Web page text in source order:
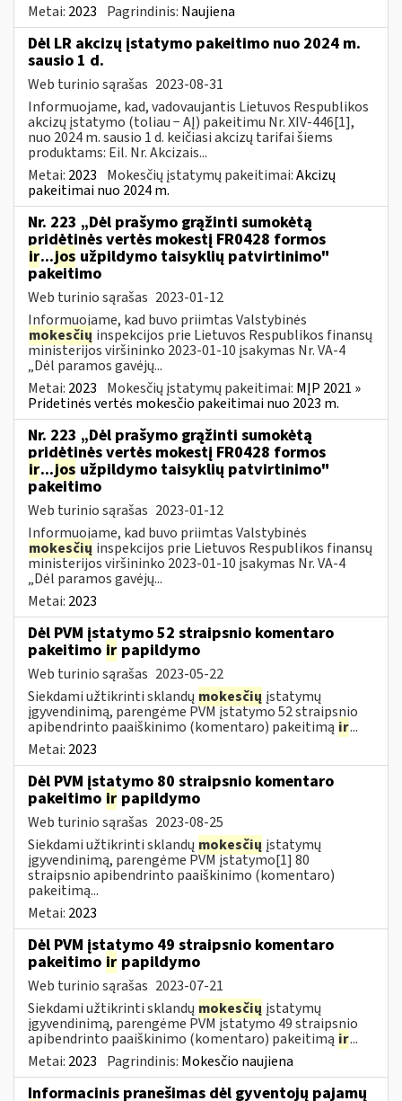
Metai: 2023 Pagrindinis: Naujiena
Dėl LR akcizų įstatymo pakeitimo nuo 2024 m.
sausio 1 d.
Web turinio sąrašas 2023-08-31
Informuojame, kad, vadovaujantis Lietuvos Respublikos
akcizų įstatymo (toliau − AĮ) pakeitimu Nr. XIV-446[1],
nuo 2024 m. sausio 1 d. keičiasi akcizų tarifai šiems
produktams: Eil. Nr. Akcizais...
Metai: 2023 Mokesčių įstatymų pakeitimai:Akcizų
pakeitimai nuo 2024 m.
Nr. 223 „Dėl prašymo grąžinti sumokėtą
pridėtinės vertės mokestį FR0428 formos
ir...jos užpildymo taisyklių patvirtinimo"
pakeitimo
Web turinio sąrašas 2023-01-12
Informuojame, kad buvo priimtas Valstybinės
mokesčių inspekcijos prie Lietuvos Respublikos finansų
ministerijos viršininko 2023-01-10 įsakymas Nr. VA-4
„Dėl paramos gavėjų...
Metai: 2023 Mokesčių įstatymų pakeitimai: MĮP 2021 »
Pridetinės vertės mokesčio pakeitimai nuo 2023 m.
Nr. 223 „Dėl prašymo grąžinti sumokėtą
pridėtinės vertės mokestį FR0428 formos
ir...jos užpildymo taisyklių patvirtinimo"
pakeitimo
Web turinio sąrašas 2023-01-12
Informuojame, kad buvo priimtas Valstybinės
mokesčių inspekcijos prie Lietuvos Respublikos finansų
ministerijos viršininko 2023-01-10 įsakymas Nr. VA-4
„Dėl paramos gavėjų...
Metai: 2023
Dėl PVM įstatymo 52 straipsnio komentaro
pakeitimo ir papildymo
Web turinio sąrašas 2023-05-22
Siekdami užtikrinti sklandų mokesčių įstatymų
įgyvendinimą, parengėme PVM įstatymo 52 straipsnio
apibendrinto paaiškinimo (komentaro) pakeitimą ir...
Metai: 2023
Dėl PVM įstatymo 80 straipsnio komentaro
pakeitimo ir papildymo
Web turinio sąrašas 2023-08-25
Siekdami užtikrinti sklandų mokesčių įstatymų
įgyvendinimą, parengėme PVM įstatymo[1] 80
straipsnio apibendrinto paaiškinimo (komentaro)
pakeitimą...
Metai: 2023
Dėl PVM įstatymo 49 straipsnio komentaro
pakeitimo ir papildymo
Web turinio sąrašas 2023-07-21
Siekdami užtikrinti sklandų mokesčių įstatymų
įgyvendinimą, parengėme PVM įstatymo 49 straipsnio
apibendrinto paaiškinimo (komentaro) pakeitimą ir...
Metai: 2023 Pagrindinis: Mokesčio naujiena
Informacinis pranešimas dėl gyventojų pajamų